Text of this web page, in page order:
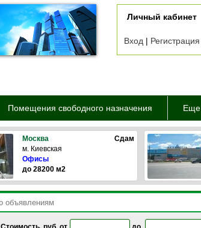
Личный кабинет
Вход | Регистрация
Помещения свободного назначения Еще
Москва
Сдам
м. Киевская
Офисы
до 28200 м2